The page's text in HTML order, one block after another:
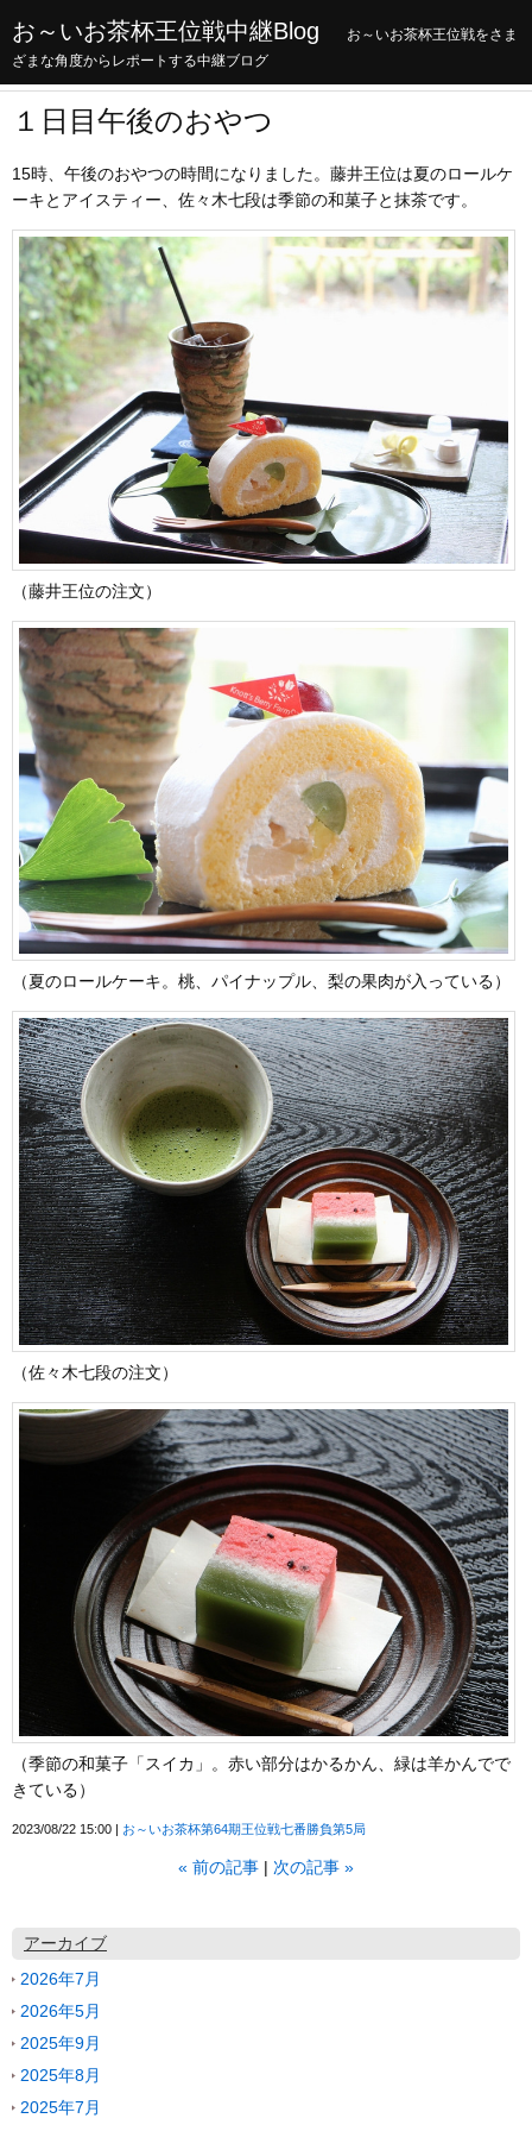
お～いお茶杯王位戦中継Blog
お～いお茶杯王位戦をさま
ざまな角度からレポートする中継ブログ
１日目午後のおやつ
15時、午後のおやつの時間になりました。藤井王位は夏のロールケ
ーキとアイスティー、佐々木七段は季節の和菓子と抹茶です。
（藤井王位の注文）
（夏のロールケーキ。桃、パイナップル、梨の果肉が入っている）
（佐々木七段の注文）
（季節の和菓子「スイカ」。赤い部分はかるかん、緑は羊かんでで
きている）
2023/08/22 15:00 お～いお茶杯第64期王位戦七番勝負第5局
« 前の記事 次の記事 »
アーカイブ
2026年7月
2026年5月
2025年9月
2025年8月
2025年7月